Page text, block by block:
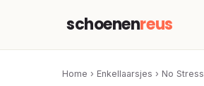
schoenenreus
Home › Enkellaarsjes › No Stress